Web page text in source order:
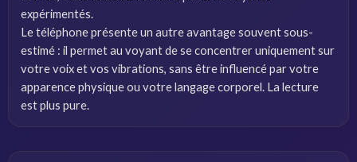
expérimentés.
Le téléphone présente un autre avantage souvent sous-
estimé : il permet au voyant de se concentrer uniquement sur
votre voix et vos vibrations, sans être influencé par votre
apparence physique ou votre langage corporel. La lecture
est plus pure.